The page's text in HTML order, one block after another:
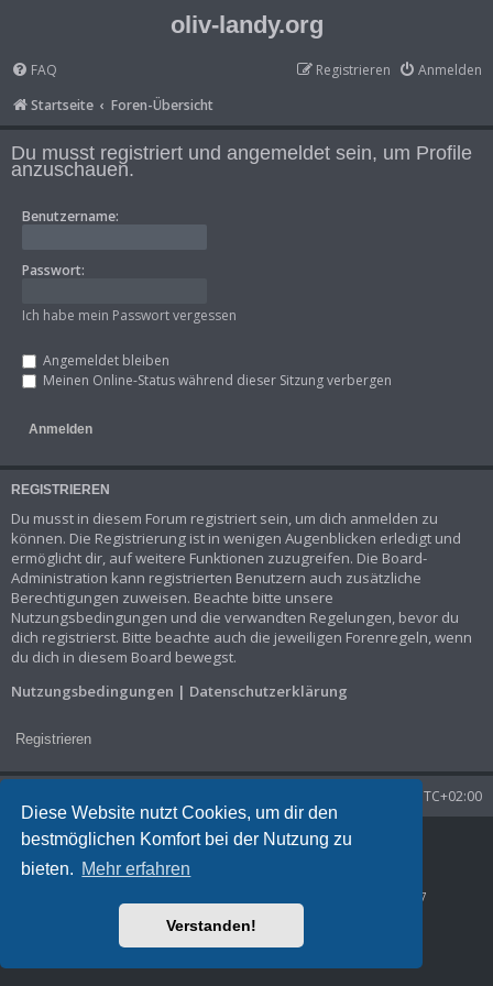
Diese Website nutzt Cookies, um dir den
bestmöglichen Komfort bei der Nutzung zu
bieten. Mehr erfahren
Verstanden!
oliv-landy.org
FAQ Anmelden
Registrieren
Startseite
Foren-Übersicht
Du musst registriert und angemeldet sein, um Profile
anzuschauen.
Benutzername:
Passwort:
Ich habe mein Passwort vergessen
Angemeldet bleiben
Meinen Online-Status während dieser Sitzung verbergen
REGISTRIEREN
Du musst in diesem Forum registriert sein, um dich anmelden zu
können. Die Registrierung ist in wenigen Augenblicken erledigt und
ermöglicht dir, auf weitere Funktionen zuzugreifen. Die Board-
Administration kann registrierten Benutzern auch zusätzliche
Berechtigungen zuweisen. Beachte bitte unsere
Nutzungsbedingungen und die verwandten Regelungen, bevor du
dich registrierst. Bitte beachte auch die jeweiligen Forenregeln, wenn
du dich in diesem Board bewegst.
Nutzungsbedingungen | Datenschutzerklärung
Registrieren
UTC+02:00
Powered byphpBB ® Forum Software © phpBB Limited
Datenschutz
Queries: 7